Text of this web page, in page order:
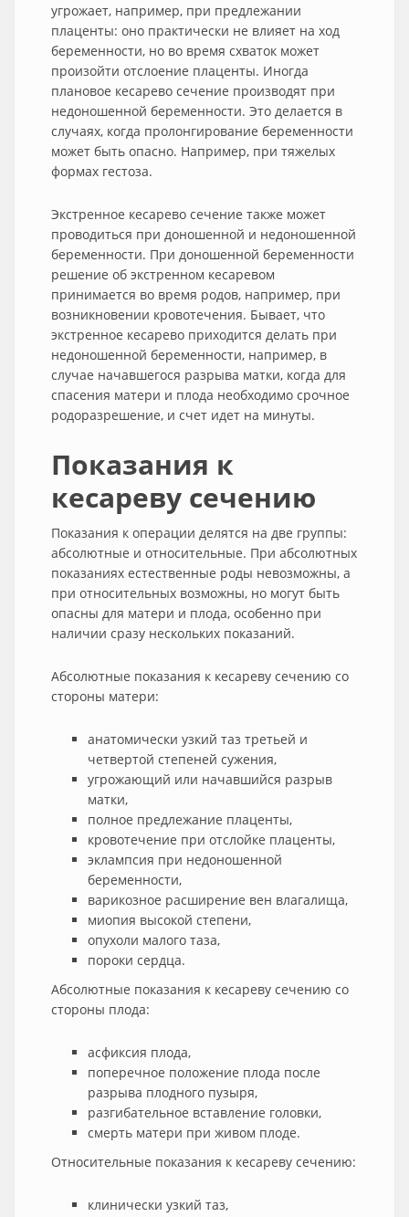
угрожает, например, при предлежании
плаценты: оно практически не влияет на ход
беременности, но во время схваток может
произойти отслоение плаценты. Иногда
плановое кесарево сечение производят при
недоношенной беременности. Это делается в
случаях, когда пролонгирование беременности
может быть опасно. Например, при тяжелых
формах гестоза.
Экстренное кесарево сечение также может
проводиться при доношенной и недоношенной
беременности. При доношенной беременности
решение об экстренном кесаревом
принимается во время родов, например, при
возникновении кровотечения. Бывает, что
экстренное кесарево приходится делать при
недоношенной беременности, например, в
случае начавшегося разрыва матки, когда для
спасения матери и плода необходимо срочное
родоразрешение, и счет идет на минуты.
Показания к
кесареву сечению
Показания к операции делятся на две группы:
абсолютные и относительные. При абсолютных
показаниях естественные роды невозможны, а
при относительных возможны, но могут быть
опасны для матери и плода, особенно при
наличии сразу нескольких показаний.
Абсолютные показания к кесареву сечению со
стороны матери:
анатомически узкий таз третьей и
четвертой степеней сужения,
угрожающий или начавшийся разрыв
матки,
полное предлежание плаценты,
кровотечение при отслойке плаценты,
эклампсия при недоношенной
беременности,
варикозное расширение вен влагалища,
миопия высокой степени,
опухоли малого таза,
пороки сердца.
Абсолютные показания к кесареву сечению со
стороны плода:
асфиксия плода,
поперечное положение плода после
разрыва плодного пузыря,
разгибательное вставление головки,
смерть матери при живом плоде.
Относительные показания к кесареву сечению:
клинически узкий таз,